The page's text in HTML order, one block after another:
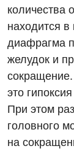
Для
Акушерство
Андрология
Бесплатные
Украинский
Русский
количества
находится в
диафрагма
желудок и
это
При этом
головного
на